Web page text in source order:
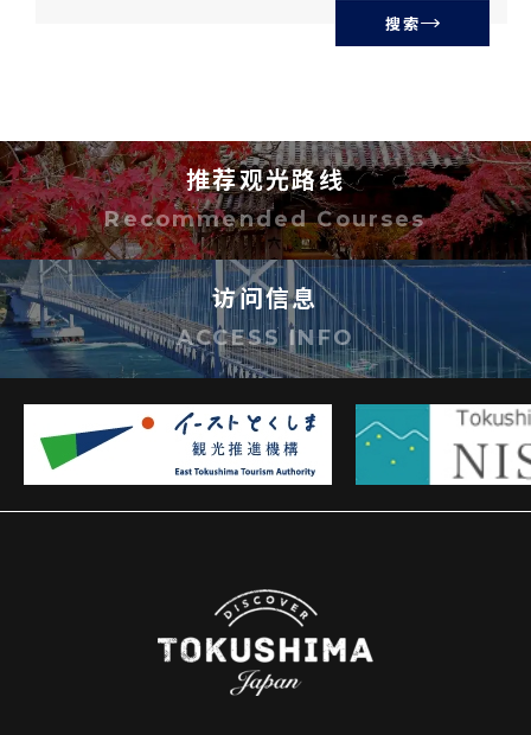
担。德岛县不为使用本影集内影像所招致的
搜索
推荐观光路线
Recommended Courses
访问信息
ACCESS INFO